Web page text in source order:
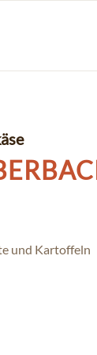
und Kartoffeln